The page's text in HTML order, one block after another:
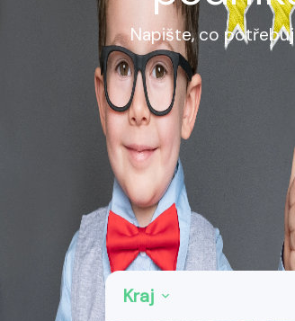
Napište, co
Kategorie: Kuchyně
Kraj